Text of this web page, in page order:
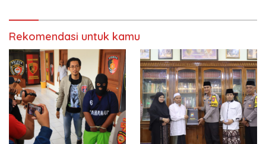
Rekomendasi untuk kamu